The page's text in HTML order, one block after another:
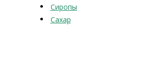
Сиропы
Сахар